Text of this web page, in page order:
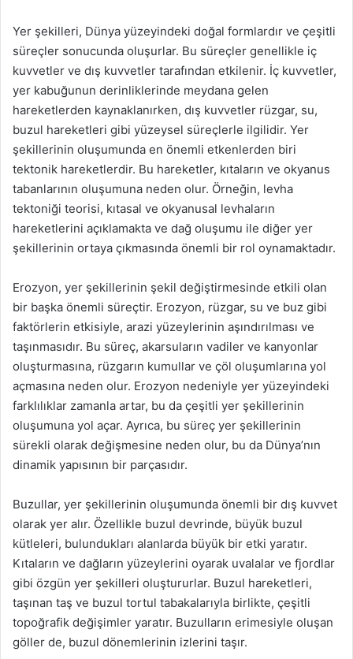
Yer şekilleri, Dünya yüzeyindeki doğal formlardır ve çeşitli
süreçler sonucunda oluşurlar. Bu süreçler genellikle iç
kuvvetler ve dış kuvvetler tarafından etkilenir. İç kuvvetler,
yer kabuğunun derinliklerinde meydana gelen
hareketlerden kaynaklanırken, dış kuvvetler rüzgar, su,
buzul hareketleri gibi yüzeysel süreçlerle ilgilidir. Yer
şekillerinin oluşumunda en önemli etkenlerden biri
tektonik hareketlerdir. Bu hareketler, kıtaların ve okyanus
tabanlarının oluşumuna neden olur. Örneğin, levha
tektoniği teorisi, kıtasal ve okyanusal levhaların
hareketlerini açıklamakta ve dağ oluşumu ile diğer yer
şekillerinin ortaya çıkmasında önemli bir rol oynamaktadır.
Erozyon, yer şekillerinin şekil değiştirmesinde etkili olan
bir başka önemli süreçtir. Erozyon, rüzgar, su ve buz gibi
faktörlerin etkisiyle, arazi yüzeylerinin aşındırılması ve
taşınmasıdır. Bu süreç, akarsuların vadiler ve kanyonlar
oluşturmasına, rüzgarın kumullar ve çöl oluşumlarına yol
açmasına neden olur. Erozyon nedeniyle yer yüzeyindeki
farklılıklar zamanla artar, bu da çeşitli yer şekillerinin
oluşumuna yol açar. Ayrıca, bu süreç yer şekillerinin
sürekli olarak değişmesine neden olur, bu da Dünya’nın
dinamik yapısının bir parçasıdır.
Buzullar, yer şekillerinin oluşumunda önemli bir dış kuvvet
olarak yer alır. Özellikle buzul devrinde, büyük buzul
kütleleri, bulundukları alanlarda büyük bir etki yaratır.
Kıtaların ve dağların yüzeylerini oyarak uvalalar ve fjordlar
gibi özgün yer şekilleri oluştururlar. Buzul hareketleri,
taşınan taş ve buzul tortul tabakalarıyla birlikte, çeşitli
topoğrafik değişimler yaratır. Buzulların erimesiyle oluşan
göller de, buzul dönemlerinin izlerini taşır.